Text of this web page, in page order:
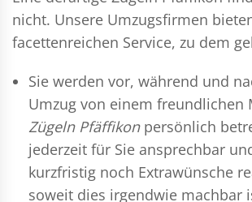
nicht. Unsere Umzugsfirmen
facettenreichen Service, zu dem
Sie werden vor, während und
Umzug von einem freundlichen
Zügeln Pfäffikonpersönlich
jederzeit für Sie ansprechbar
kurzfristig noch Extrawünsche
soweit dies irgendwie machbar